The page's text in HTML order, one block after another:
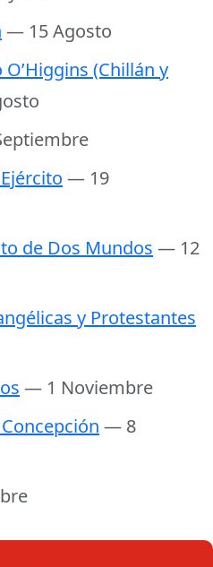
— 15 Agosto
(Chillán y
— 19
de Dos Mundos — 12
y Protestantes
— 1 Noviembre
— 8